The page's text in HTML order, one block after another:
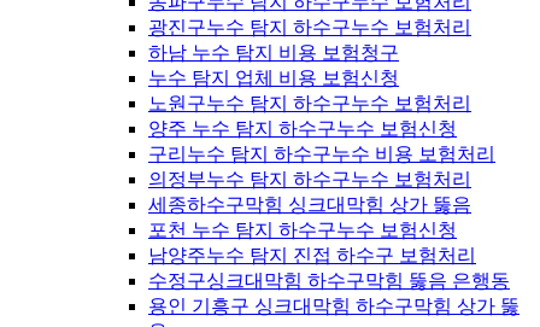
광진구누수 탐지 하수구누수 보험처리
하남 누수 탐지 비용 보험청구
누수 탐지 업체 비용 보험신청
노원구누수 탐지 하수구누수 보험처리
양주 누수 탐지 하수구누수 보험신청
구리누수 탐지 하수구누수 비용 보험처리
의정부누수 탐지 하수구누수 보험처리
세종하수구막힘 싱크대막힘 상가 뚫음
포천 누수 탐지 하수구누수 보험신청
남양주누수 탐지 진접 하수구 보험처리
수정구싱크대막힘 하수구막힘 뚫음 은행동
용인 기흥구 싱크대막힘 하수구막힘 상가 뚫